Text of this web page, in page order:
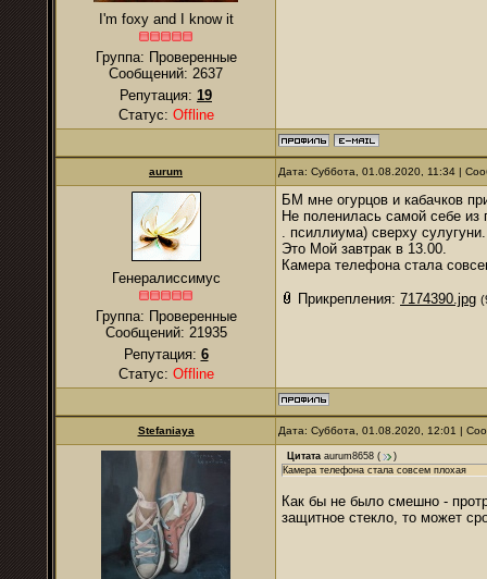
I'm foxy and I know it
Группа: Проверенные
Сообщений: 2637
Репутация: 19
Статус: Offline
аurum Дата: Суббота, 01.08.2020, 11:34 |
Генералиссимус
Группа: Проверенные
Сообщений: 21935
Репутация: 6
Статус: Offline
БМ мне огурцов и кабачков
Не поленилась самой себе из
. псиллиума) сверху
Это Мой завтрак в 13.00.
Камера телефона стала
Прикрепления: 7174390.jpg
Stefaniaya Дата: Суббота, 01.08.2020, 12:01 |
Цитата aurum8658 (
)
Камера телефона стала совсем плохая
Как бы не было смешно -
защитное стекло, то может